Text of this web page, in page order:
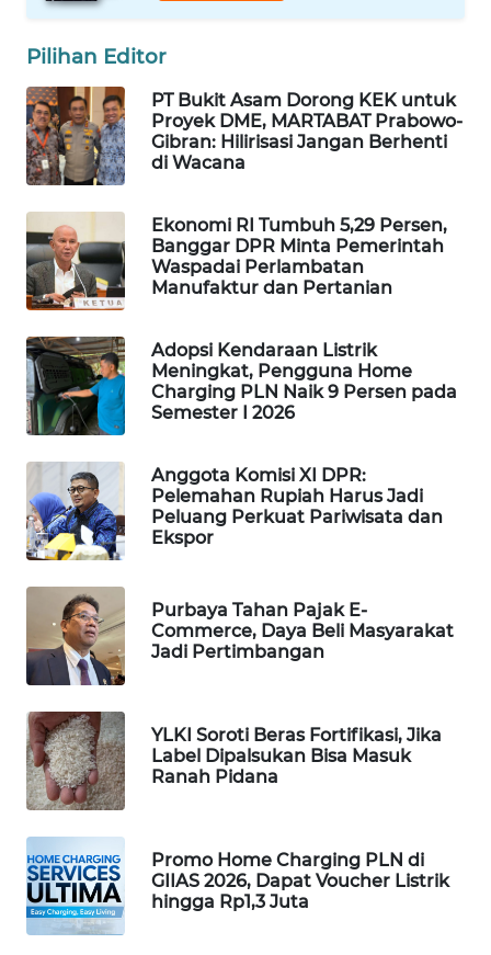
Pilihan Editor
PT Bukit Asam Dorong KEK untuk
Proyek DME, MARTABAT Prabowo-
Gibran: Hilirisasi Jangan Berhenti
di Wacana
Ekonomi RI Tumbuh 5,29 Persen,
Banggar DPR Minta Pemerintah
Waspadai Perlambatan
Manufaktur dan Pertanian
Adopsi Kendaraan Listrik
Meningkat, Pengguna Home
Charging PLN Naik 9 Persen pada
Semester I 2026
Anggota Komisi XI DPR:
Pelemahan Rupiah Harus Jadi
Peluang Perkuat Pariwisata dan
Ekspor
Purbaya Tahan Pajak E-
Commerce, Daya Beli Masyarakat
Jadi Pertimbangan
YLKI Soroti Beras Fortifikasi, Jika
Label Dipalsukan Bisa Masuk
Ranah Pidana
Promo Home Charging PLN di
GIIAS 2026, Dapat Voucher Listrik
hingga Rp1,3 Juta
LISTRIK
WAHANA
TRAVEL
TV
WAHANANEWS
ID
WAHANANEWS
CO ID
WAHANANEWS
NET
WAHANA
SPORT
WAHANA
UMKM
WAHANA
WAHANA
PERSONA
WAHANA
OTOMOTIF
WAHANA